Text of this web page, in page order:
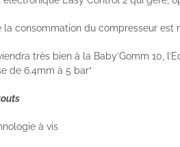
la consommation du compresseur
très bien à la Baby’Gomm 10,
de 6.4mm à 5 bar*
à vis